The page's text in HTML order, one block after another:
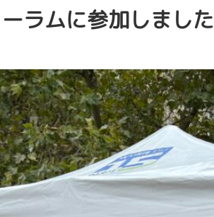
ラムに参加しました